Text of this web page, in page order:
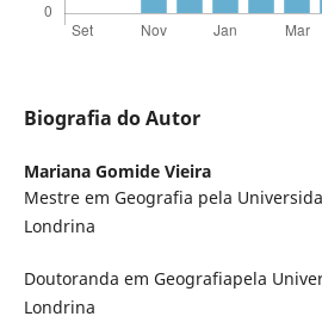
Biografia do Autor
Mariana Gomide Vieira
Mestre em Geografia pela
Londrina
Doutoranda em Geografiapela
Londrina